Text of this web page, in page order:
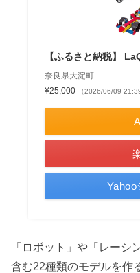
【ふるさと納税】
奈良県大淀町
¥25,000
（2026/06/09
Yahoo
「ロボット」や「レーシ
含む22種類のモデルを作